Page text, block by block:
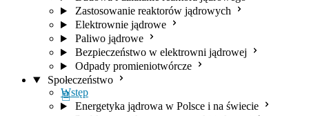
Zastosowanie reaktorów jądrowych
Elektrownie jądrowe
Paliwo jądrowe
Bezpieczeństwo w elektrowni jądrowej
Odpady promieniotwórcze
Społeczeństwo
Wstęp
Energetyka jądrowa w Polsce i na świecie